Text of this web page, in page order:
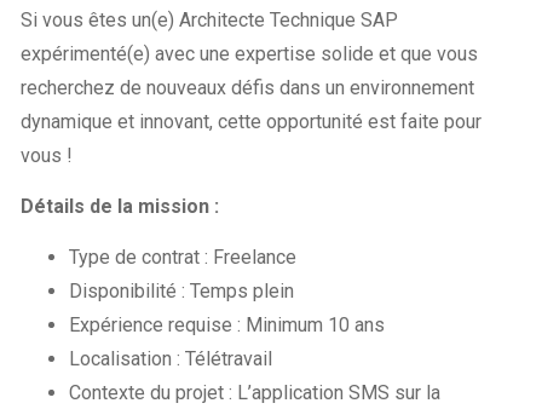
Si vous êtes un(e) Architecte Technique SAP
expérimenté(e) avec une expertise solide et que vous
recherchez de nouveaux défis dans un environnement
dynamique et innovant, cette opportunité est faite pour
vous !
Détails de la mission :
Type de contrat : Freelance
Disponibilité : Temps plein
Expérience requise : Minimum 10 ans
Localisation : Télétravail
Contexte du projet : L’application SMS sur la